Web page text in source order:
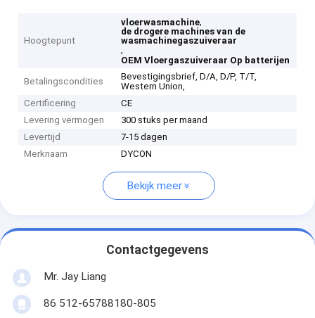
Hoogtepunt
vloerwasmachine,
de drogere machines van de
wasmachinegaszuiveraar
,
OEM Vloergaszuiveraar Op batterijen
Betalingscondities
Bevestigingsbrief, D/A, D/P, T/T,
Western Union,
Certificering
CE
Levering vermogen
300 stuks per maand
Levertijd
7-15 dagen
Merknaam
DYCON
Bekijk meer
Contactgegevens
Mr. Jay Liang
86 512-65788180-805